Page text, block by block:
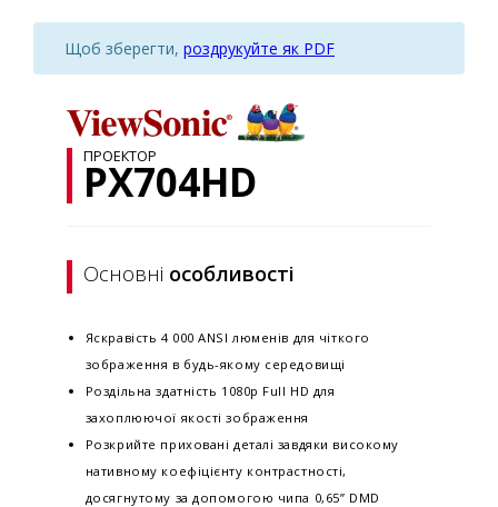
Щоб зберегти, роздрукуйте як PDF
ПРОЕКТОР
PX704HD
Основні особливості
Яскравість 4 000 ANSI люменів для чіткого
зображення в будь-якому середовищі
Роздільна здатність 1080p Full HD для
захоплюючої якості зображення
Розкрийте приховані деталі завдяки високому
нативному коефіцієнту контрастності,
досягнутому за допомогою чипа 0,65” DMD